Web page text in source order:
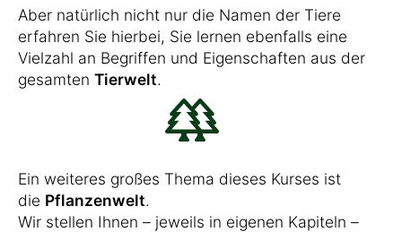
Aber natürlich nicht nur die Namen der Tiere
erfahren Sie hierbei, Sie lernen ebenfalls eine
Vielzahl an Begriffen und Eigenschaften aus der
gesamten Tierwelt.
Ein weiteres großes Thema dieses Kurses ist
die Pflanzenwelt.
Wir stellen Ihnen – jeweils in eigenen Kapiteln –